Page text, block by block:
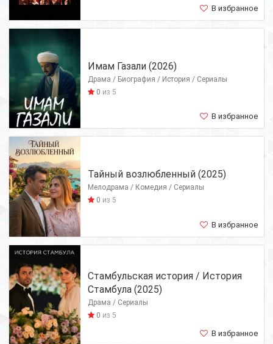
В избранное
Имам Газали (2026)
Драма / Биография / История / Сериалы
0 из 5
В избранное
Тайный возлюбленный (2025)
Мелодрама / Комедия / Сериалы
0 из 5
В избранное
Стамбульская история / История
Стамбула (2025)
Драма / Сериалы
0 из 5
В избранное